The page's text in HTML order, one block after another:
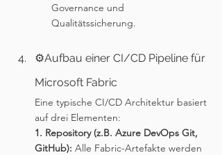
Governance und
⚙️Aufbau einer CI/CD Pipeline für
Microsoft Fabric
Eine typische CI/CD Architektur basiert
auf drei Elementen:
1. Repository (z.B. Azure DevOps Git,
GitHub): Alle Fabric-Artefakte werden